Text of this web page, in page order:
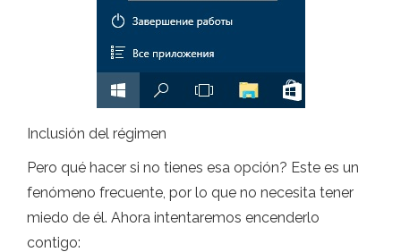
Inclusión del régimen
Pero qué hacer si no tienes esa opción? Este es un
fenómeno frecuente, por lo que no necesita tener
miedo de él. Ahora intentaremos encenderlo
contigo: